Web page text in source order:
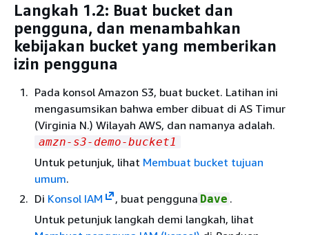
Langkah 1.2: Buat bucket dan
pengguna, dan menambahkan
kebijakan bucket yang memberikan
izin pengguna
Pada konsol Amazon S3, buat bucket. Latihan ini
mengasumsikan bahwa ember dibuat di AS Timur
(Virginia N.) Wilayah AWS, dan namanya adalah.
amzn-s3-demo-bucket1
Untuk petunjuk, lihat Membuat bucket tujuan
umum.
Di Konsol IAM , buat pengguna Dave .
Untuk petunjuk langkah demi langkah, lihat